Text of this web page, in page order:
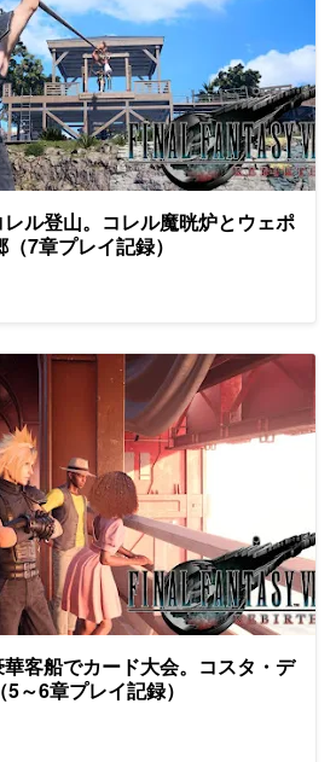
レル登山。コレル魔晄炉とウェポ
7章プレイ記録）
華客船でカード大会。コスタ・デ
～6章プレイ記録）